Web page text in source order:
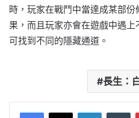
時，玩家在戰鬥中當達成某部
果，而且玩家亦會在遊戲中遇
可找到不同的隱藏通道。
長生：
LinkedIn